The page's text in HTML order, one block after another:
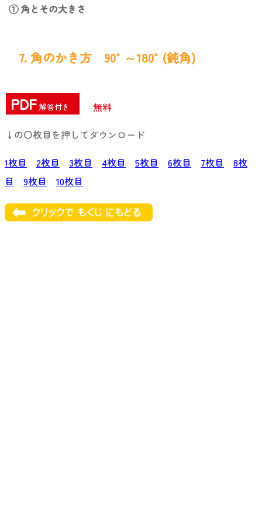
① 角とその大きさ
7. 角のかき方 90°～180°(鈍角)
PDF 解答付き
無料
↓の〇枚目を押してダウンロード
1枚目
2枚目 3枚目 4枚目 5枚目 6枚目 7枚目
8枚
目
9枚目 10枚目